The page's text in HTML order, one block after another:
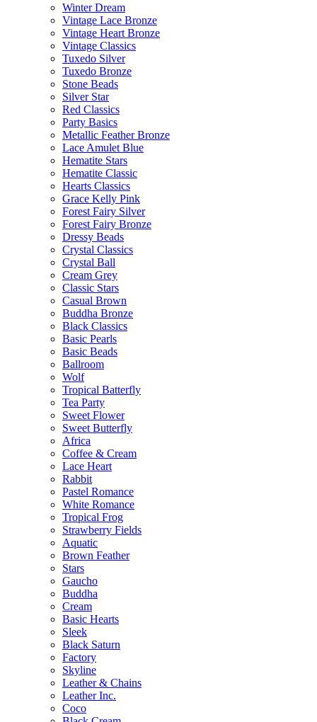
Winter Dream
Vintage Lace Bronze
Vintage Heart Bronze
Vintage Classics
Tuxedo Silver
Tuxedo Bronze
Stone Beads
Silver Star
Red Classics
Party Basics
Metallic Feather Bronze
Lace Amulet Blue
Hematite Stars
Hematite Classic
Hearts Classics
Grace Kelly Pink
Forest Fairy Silver
Forest Fairy Bronze
Dressy Beads
Crystal Classics
Crystal Ball
Cream Grey
Classic Stars
Casual Brown
Buddha Bronze
Black Classics
Basic Pearls
Basic Beads
Ballroom
Wolf
Tropical Batterfly
Tea Party
Sweet Flower
Sweet Butterfly
Africa
Coffee & Cream
Lace Heart
Rabbit
Pastel Romance
White Romance
Tropical Frog
Strawberry Fields
Aquatic
Brown Feather
Stars
Gaucho
Buddha
Cream
Basic Hearts
Sleek
Black Saturn
Factory
Skyline
Leather & Chains
Leather Inc.
Coco